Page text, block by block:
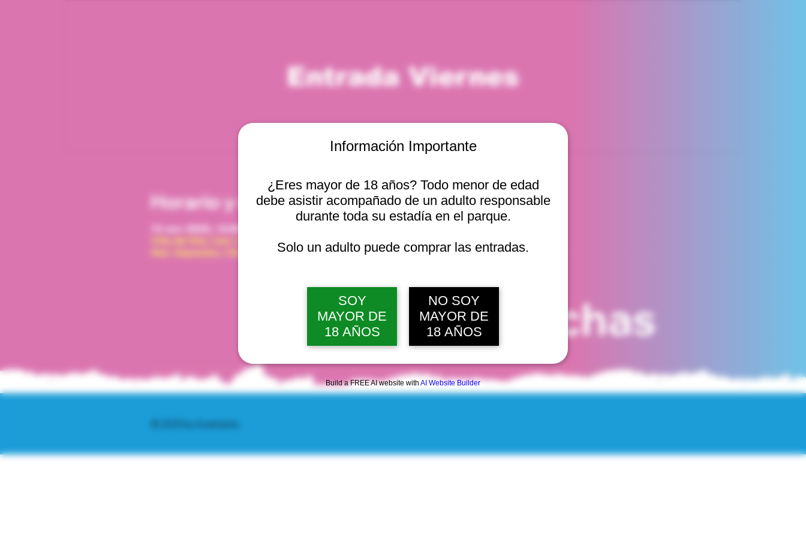
Información Importante
¿Eres mayor de 18 años? Todo menor de edad
debe asistir acompañado de un adulto responsable
durante toda su estadía en el parque.
Solo un adulto puede comprar las entradas.
SOY
MAYOR DE
18 AÑOS
NO SOY
MAYOR DE
18 AÑOS
Build a FREE AI website with AI Website Builder
Entrada Viernes
Horario y ubicación
Viña del Mar, Cam. Internacional 2440, Viña del
vie, 07 ago, 10:00 a. m.
Ver 22 fechas
© 2025 by Scantastic.